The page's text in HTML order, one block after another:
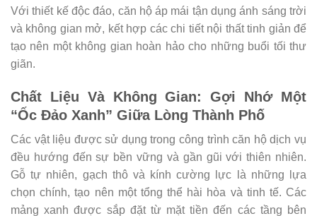
Với thiết kế độc đáo, căn hộ áp mái tận dụng ánh sáng trời
và không gian mở, kết hợp các chi tiết nội thất tinh giản để
tạo nên một không gian hoàn hảo cho những buổi tối thư
giãn.
Chất Liệu Và Không Gian: Gợi Nhớ Một
“Ốc Đảo Xanh” Giữa Lòng Thành Phố
Các vật liệu được sử dụng trong công trình căn hộ dịch vụ
đều hướng đến sự bền vững và gần gũi với thiên nhiên.
Gỗ tự nhiên, gạch thô và kính cường lực là những lựa
chọn chính, tạo nên một tổng thể hài hòa và tinh tế. Các
mảng xanh được sắp đặt từ mặt tiền đến các tầng bên